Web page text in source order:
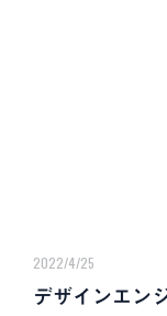
2022/4/25
デザインエン